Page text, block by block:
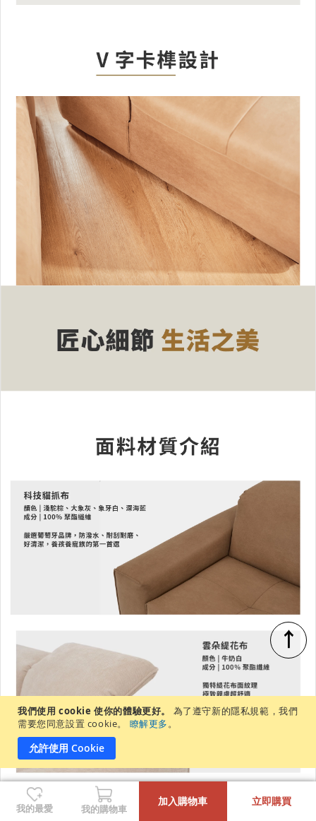
我們使用 cookie 使你的體驗更好。
為了遵守新的隱私規範，我們
需要您同意設置 cookie。
瞭解更多。
允許使用 Cookie
↑
我的最愛 我的購物車
加入購物車 立即購買
+
-